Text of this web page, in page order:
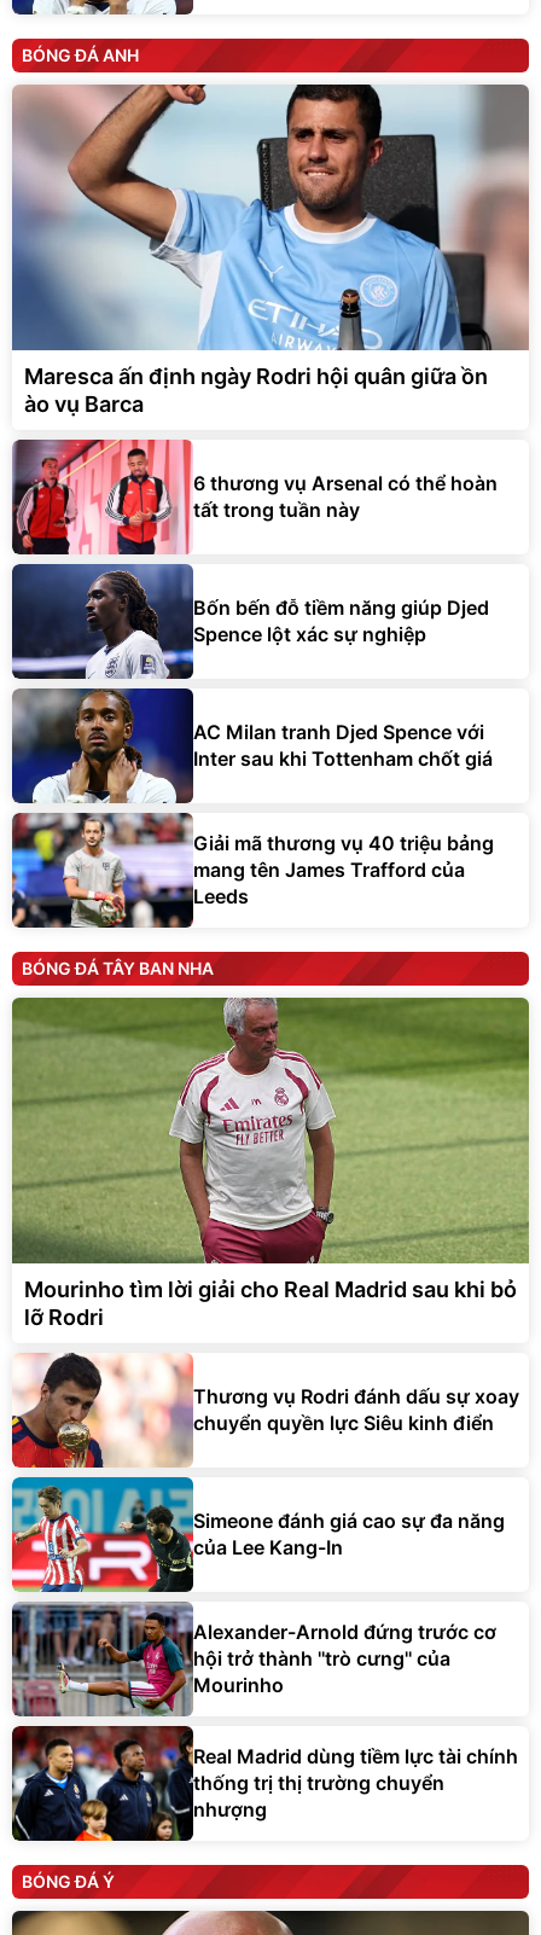
BÓNG ĐÁ ANH
Maresca ấn định ngày Rodri hội quân giữa ồn
ào vụ Barca
6 thương vụ Arsenal có thể hoàn
tất trong tuần này
Bốn bến đỗ tiềm năng giúp Djed
Spence lột xác sự nghiệp
AC Milan tranh Djed Spence với
Inter sau khi Tottenham chốt giá
Giải mã thương vụ 40 triệu bảng
mang tên James Trafford của
Leeds
BÓNG ĐÁ TÂY BAN NHA
Mourinho tìm lời giải cho Real Madrid sau khi bỏ
lỡ Rodri
Thương vụ Rodri đánh dấu sự xoay
chuyển quyền lực Siêu kinh điển
Simeone đánh giá cao sự đa năng
của Lee Kang-In
Alexander-Arnold đứng trước cơ
hội trở thành ''trò cưng'' của
Mourinho
Real Madrid dùng tiềm lực tài chính
thống trị thị trường chuyển
nhượng
BÓNG ĐÁ Ý